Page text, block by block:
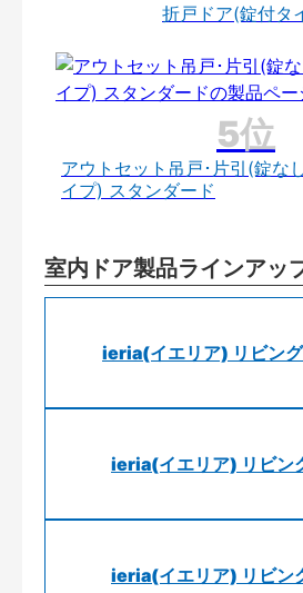
折戸ドア(錠付タ
アウトセット吊戸･片引(錠な
イプ) スタンダード
室内ドア製品ラインアッ
ieria(イエリア) リビン
ieria(イエリア) リビン
ieria(イエリア) リビン